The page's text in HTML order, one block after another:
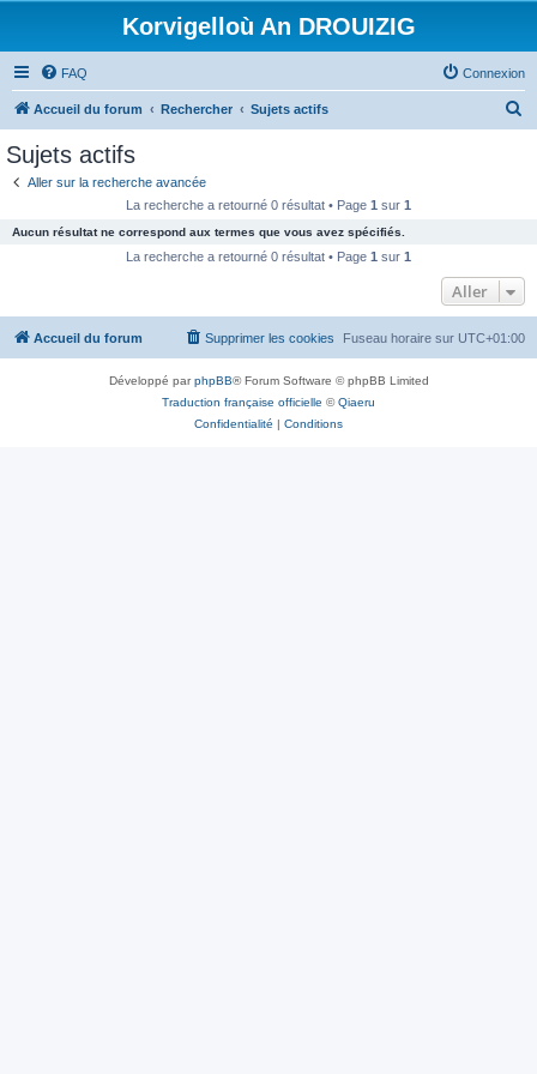
Korvigelloù An DROUIZIG
FAQ Connexion
Accueil du forum Rechercher Sujets actifs
c
e
Sujets actifs
Aller sur la recherche avancée
La recherche a retourné 0 résultat • Page 1 sur 1
Aucun résultat ne correspond aux termes que vous avez spécifiés.
La recherche a retourné 0 résultat • Page 1 sur 1
Aller
Accueil du forum Fuseau horaire sur UTC+01:00
Supprimer les cookies
Développé parphpBB® Forum Software © phpBB Limited
Traduction française officielle ©Qiaeru
Confidentialité | Conditions